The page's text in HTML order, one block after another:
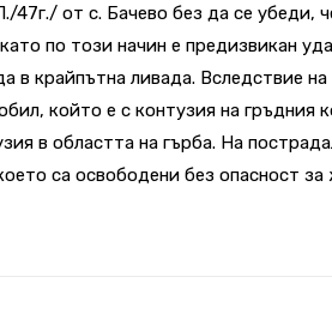
47г./ от с. Бачево без да се убеди,
по този начин е предизвикан
в крайпътна ливада. Вследствие
който е с контузия на гръдния
в областта на гърба. На
са освободени без опасност за